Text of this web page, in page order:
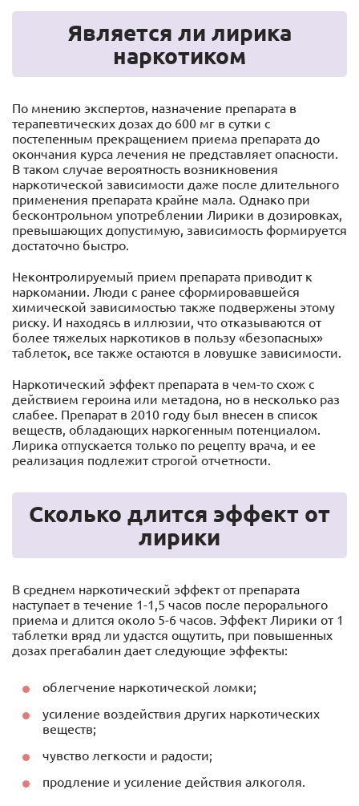
Является ли лирика
наркотиком
По мнению экспертов, назначение препарата в
терапевтических дозах до 600 мг в сутки с
постепенным прекращением приема препарата до
окончания курса лечения не представляет опасности.
В таком случае вероятность возникновения
наркотической зависимости даже после длительного
применения препарата крайне мала. Однако при
бесконтрольном употреблении Лирики в дозировках,
превышающих допустимую, зависимость формируется
достаточно быстро.
Неконтролируемый прием препарата приводит к
наркомании. Люди с ранее сформировавшейся
химической зависимостью также подвержены этому
риску. И находясь в иллюзии, что отказываются от
более тяжелых наркотиков в пользу «безопасных»
таблеток, все также остаются в ловушке зависимости.
Наркотический эффект препарата в чем-то схож с
действием героина или метадона, но в несколько раз
слабее. Препарат в 2010 году был внесен в список
веществ, обладающих наркогенным потенциалом.
Лирика отпускается только по рецепту врача, и ее
реализация подлежит строгой отчетности.
Сколько длится эффект от
лирики
В среднем наркотический эффект от препарата
наступает в течение 1-1,5 часов после перорального
приема и длится около 5-6 часов. Эффект Лирики от 1
таблетки вряд ли удастся ощутить, при повышенных
дозах прегабалин дает следующие эффекты:
облегчение наркотической ломки;
усиление воздействия других наркотических
веществ;
чувство легкости и радости;
продление и усиление действия алкоголя.